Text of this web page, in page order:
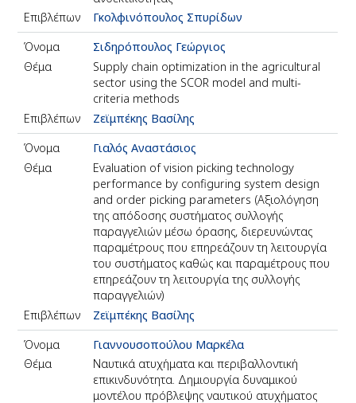
Επιβλέπων
Γκολφινόπουλος Σπυρίδων
Όνομα
Σιδηρόπουλος Γεώργιος
Θέμα
Supply chain optimization in the agricultural
sector using the SCOR model and multi-
criteria methods
Επιβλέπων
Ζεϊμπέκης Βασίλης
Όνομα
Γιαλός Αναστάσιος
Θέμα
Evaluation of vision picking technology
performance by configuring system design
and order picking parameters (Αξιολόγηση
της απόδοσης συστήματος συλλογής
παραγγελιών μέσω όρασης, διερευνώντας
παραμέτρους που επηρεάζουν τη λειτουργία
του συστήματος καθώς και παραμέτρους που
επηρεάζουν τη λειτουργία της συλλογής
παραγγελιών)
Επιβλέπων
Ζεϊμπέκης Βασίλης
Όνομα
Γιαννουσοπούλου Μαρκέλα
Θέμα
Ναυτικά ατυχήματα και περιβαλλοντική
επικινδυνότητα. Δημιουργία δυναμικού
μοντέλου πρόβλεψης ναυτικού ατυχήματος